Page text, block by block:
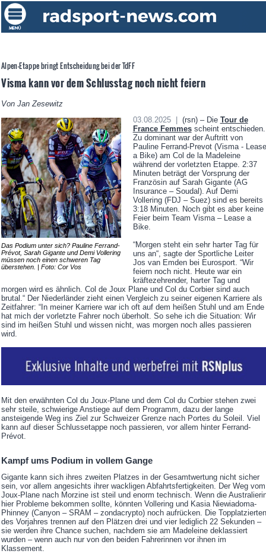
Alpen-Etappe bringt Entscheidung bei der TdFF
Visma kann vor dem Schlusstag noch nicht feiern
Von Jan Zesewitz
Das Podium unter sich? Pauline Ferrand-
Prévot, Sarah Gigante und Demi Vollering
müssen noch einen schweren Tag
überstehen. | Foto: Cor Vos
03.08.2025 | (rsn) – Die Tour de
France Femmesscheint entschieden.
Zu dominant war der Auftritt von
Pauline Ferrand-Prevot (Visma - Lease
a Bike) am Col de la Madeleine
während der vorletzten Etappe. 2:37
Minuten beträgt der Vorsprung der
Französin auf Sarah Gigante (AG
Insurance – Soudal). Auf Demi
Vollering (FDJ – Suez) sind es bereits
3:18 Minuten. Noch gibt es aber keine
Feier beim Team Visma – Lease a
Bike.
“Morgen steht ein sehr harter Tag für
uns an“, sagte der Sportliche Leiter
Jos van Emden bei Eurosport. “Wir
feiern noch nicht. Heute war ein
kräftezehrender, harter Tag und
morgen wird es ähnlich. Col de Joux Plane und Col du Corbier sind auch
brutal.“ Der Niederländer zieht einen Vergleich zu seiner eigenen Karriere als
Zeitfahrer: “In meiner Karriere war ich oft auf dem heißen Stuhl und am Ende
hat mich der vorletzte Fahrer noch überholt. So sehe ich die Situation: Wir
sind im heißen Stuhl und wissen nicht, was morgen noch alles passieren
wird.
Mit den erwähnten Col du Joux-Plane und dem Col du Corbier stehen zwei
sehr steile, schwierige Anstiege auf dem Programm, dazu der lange
ansteigende Weg ins Ziel zur Schweizer Grenze nach Portes du Soleil. Viel
kann auf dieser Schlussetappe noch passieren, vor allem hinter Ferrand-
Prévot.
Kampf ums Podium in vollem Gange
Gigante kann sich ihres zweiten Platzes in der Gesamtwertung nicht sicher
sein, vor allem angesichts ihrer wackligen Abfahrtsfertigkeiten. Der Weg vom
Joux-Plane nach Morzine ist steil und enorm technisch. Wenn die
hier Probleme bekommen sollte, könnten Vollering und Kasia Niewiadoma-
Phinney (Canyon – SRAM – zondacrypto) noch aufrücken. Die Topplatzierten
des Vorjahres trennen auf den Plätzen drei und vier lediglich 22 Sekunden –
sie werden ihre Chance suchen, nachdem sie am Madeleine deklassiert
wurden – wenn auch nur von den beiden Fahrerinnen vor ihnen im
Klassement.